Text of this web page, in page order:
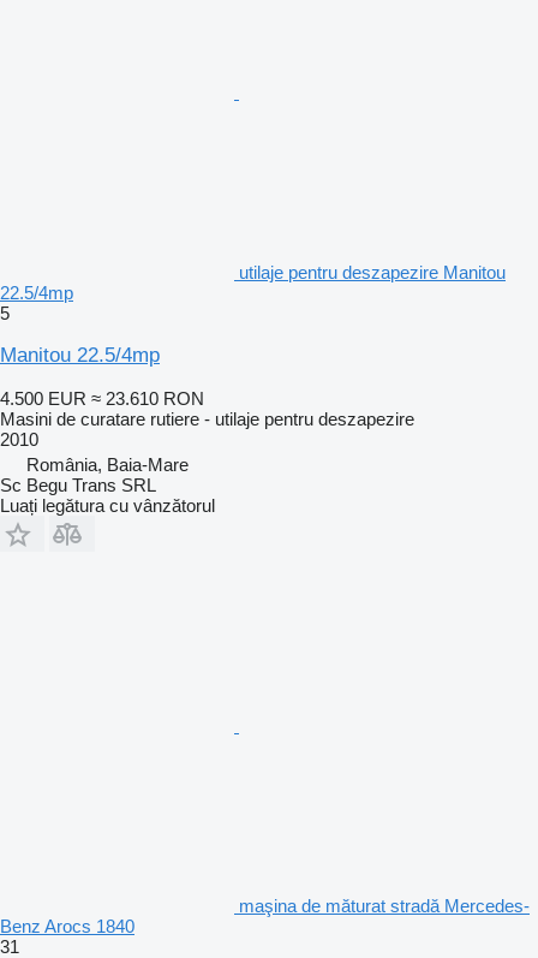
utilaje pentru deszapezire Manitou
22.5/4mp
5
Manitou 22.5/4mp
4.500 EUR ≈ 23.610 RON
Masini de curatare rutiere - utilaje pentru deszapezire
2010
România, Baia-Mare
Sc Begu Trans SRL
Luați legătura cu vânzătorul
maşina de măturat stradă Mercedes-
Benz Arocs 1840
31